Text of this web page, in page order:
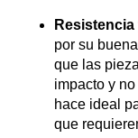
por su
que las
impacto y
hace ideal
que